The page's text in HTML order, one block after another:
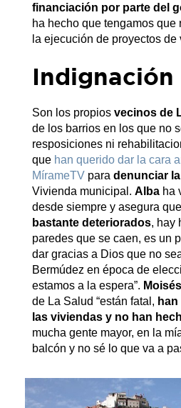
financiación por parte del
ha hecho que tengamos que
la ejecución de proyectos de
Indignación
Son los propios vecinos de
de los barrios en los que no
resposiciones ni
que han querido dar la cara
MírameTVpara denunciar
Vivienda municipal. Albaha
desde siempre y asegura que
bastante deteriorados, hay
paredes que se caen, es un
dar gracias a Dios que no
Bermúdez en época de
estamos a la espera”. Moisés
de La Salud “están fatal,
las viviendas y no han
mucha gente mayor, en la
balcón y no sé lo que va a